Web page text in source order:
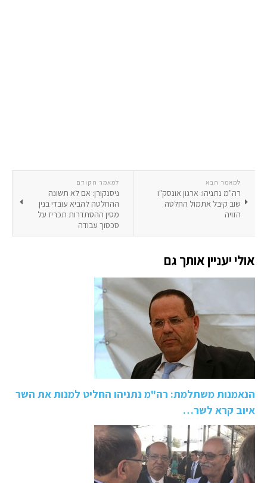
למאמר הקודם
ניסנקורן: אם לא תשונה
ההחלטה להביא עובדי בנין
מסין ההסתדרות תכריז על
סכסוך עבודה
למאמר הבא
רה"מ נתניהו: ארגון אונסק"ו
שוב קיבל אתמול החלטה
הזויה
אולי יעניין אותך גם
הנאמנות משתלמת: רה"מ נתניהו החליט למנות את השר
איוב קרא לשר…